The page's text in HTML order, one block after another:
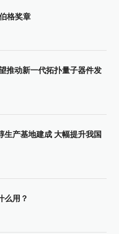
格奖章
推动新一代拓扑量子器件发
生产基地建成 大幅提升我国
么用？